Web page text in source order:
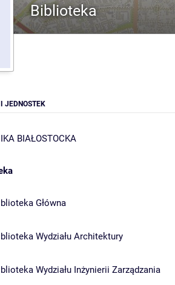
Biblioteka
JEDNOSTEK
BIAŁOSTOCKA
Główna
Wydziału Architektury
Wydziału Inżynierii Zarządzania